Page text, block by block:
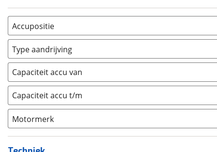
Nee, vast (0)
Accupositie
Bagagedrager (0)
Frame (9 )
Vloer (0
Achterbank (0)
Kofferbak (0)
Overig (0)
Type aandrijving
Achterwiel (3)
Trapas
Voorwiel
Capaciteit accu van
Capaciteit accu t/m
Motormerk
Bosch (8)
Yamaha